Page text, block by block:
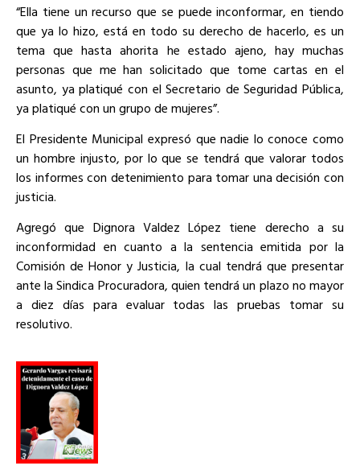
“Ella tiene un recurso que se puede inconformar, en tiendo
que ya lo hizo, está en todo su derecho de hacerlo, es un
tema que hasta ahorita he estado ajeno, hay muchas
personas que me han solicitado que tome cartas en el
asunto, ya platiqué con el Secretario de Seguridad Pública,
ya platiqué con un grupo de mujeres”.
El Presidente Municipal expresó que nadie lo conoce como
un hombre injusto, por lo que se tendrá que valorar todos
los informes con detenimiento para tomar una decisión con
justicia.
Agregó que Dignora Valdez López tiene derecho a su
inconformidad en cuanto a la sentencia emitida por la
Comisión de Honor y Justicia, la cual tendrá que presentar
ante la Sindica Procuradora, quien tendrá un plazo no mayor
a diez días para evaluar todas las pruebas tomar su
resolutivo.